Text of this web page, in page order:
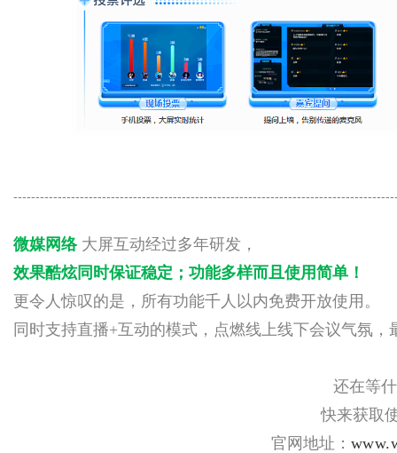
微媒网络 大屏互动经过多年研发，
效果酷炫同时保证稳定 ； 功能多样而且使用简单！
更令人惊叹的是，所有功能千人以内免费开放使用。
同时支持直播+互动的模式，点燃线上线下会议气氛
还在等
快来获取
官网地址：